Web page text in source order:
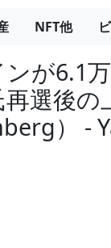
NFT他
が6.1
再選後の
） -